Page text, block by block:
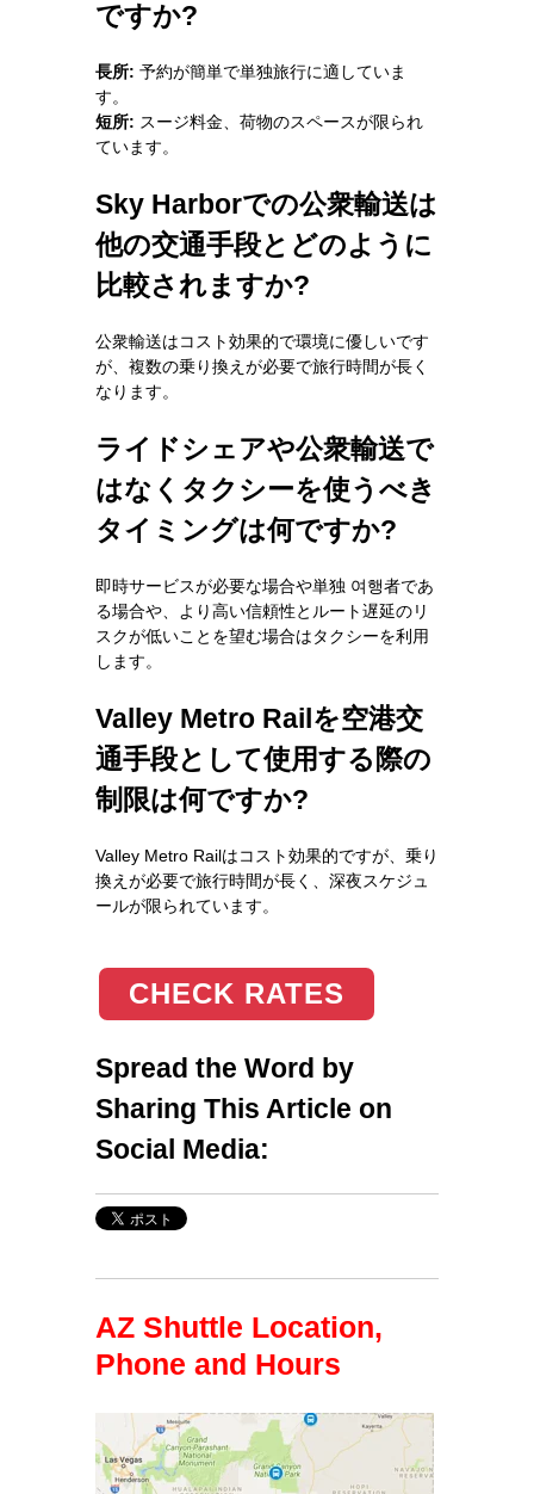
ですか?
長所: 予約が簡単で単独旅行に適していま
す。
短所: スージ料金、荷物のスペースが限られ
ています。
Sky Harborでの公衆輸送は
他の交通手段とどのように
比較されますか?
公衆輸送はコスト効果的で環境に優しいです
が、複数の乗り換えが必要で旅行時間が長く
なります。
ライドシェアや公衆輸送で
はなくタクシーを使うべき
タイミングは何ですか?
即時サービスが必要な場合や単独 여행者であ
る場合や、より高い信頼性とルート遅延のリ
スクが低いことを望む場合はタクシーを利用
します。
Valley Metro Railを空港交
通手段として使用する際の
制限は何ですか?
Valley Metro Railはコスト効果的ですが、乗り
換えが必要で旅行時間が長く、深夜スケジュ
ールが限られています。
CHECK RATES
Spread the Word by
Sharing This Article on
Social Media:
AZ Shuttle Location,
Phone and Hours